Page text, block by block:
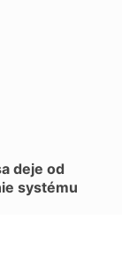
deje od
systému